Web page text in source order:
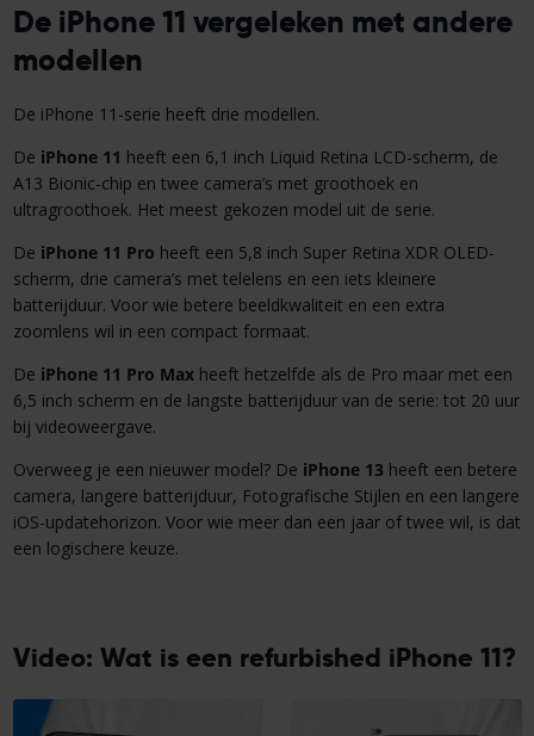
De iPhone 11 vergeleken met andere
modellen
De iPhone 11-serie heeft drie modellen.
De iPhone 11 heeft een 6,1 inch Liquid Retina LCD-scherm, de
A13 Bionic-chip en twee camera’s met groothoek en
ultragroothoek. Het meest gekozen model uit de serie.
De iPhone 11 Pro heeft een 5,8 inch Super Retina XDR OLED-
scherm, drie camera’s met telelens en een iets kleinere
batterijduur. Voor wie betere beeldkwaliteit en een extra
zoomlens wil in een compact formaat.
De iPhone 11 Pro Maxheeft hetzelfde als de Pro maar met een
6,5 inch scherm en de langste batterijduur van de serie: tot 20 uur
bij videoweergave.
Overweeg je een nieuwer model? De iPhone 13heeft een betere
camera, langere batterijduur, Fotografische Stijlen en een langere
iOS-updatehorizon. Voor wie meer dan een jaar of twee wil, is dat
een logischere keuze.
Video: Wat is een refurbished iPhone 11?